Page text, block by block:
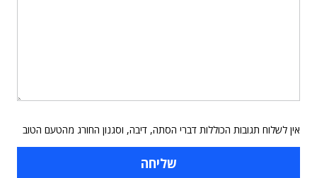
אין לשלוח תגובות הכוללות דברי הסתה, דיבה, וסגנון החורג מהטעם הטוב